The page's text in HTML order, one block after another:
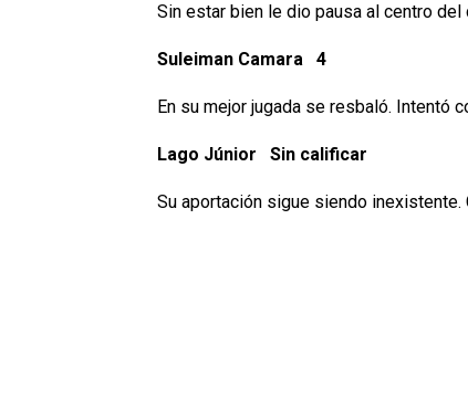
Sin estar bien le dio pausa al centro
Suleiman Camara 4
En su mejor jugada se resbaló. Intentó
Lago Júnior Sin calificar
Su aportación sigue siendo inexistente.